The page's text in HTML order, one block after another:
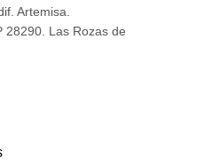
Artemisa.
28290. Las Rozas de